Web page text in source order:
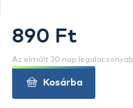
890 Ft
Az elmúlt 30 nap
Kosárba